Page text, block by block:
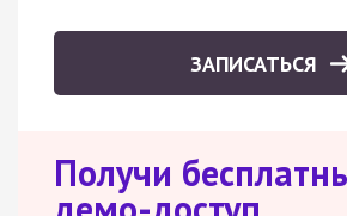
ЗАПИСАТЬСЯ
Получи